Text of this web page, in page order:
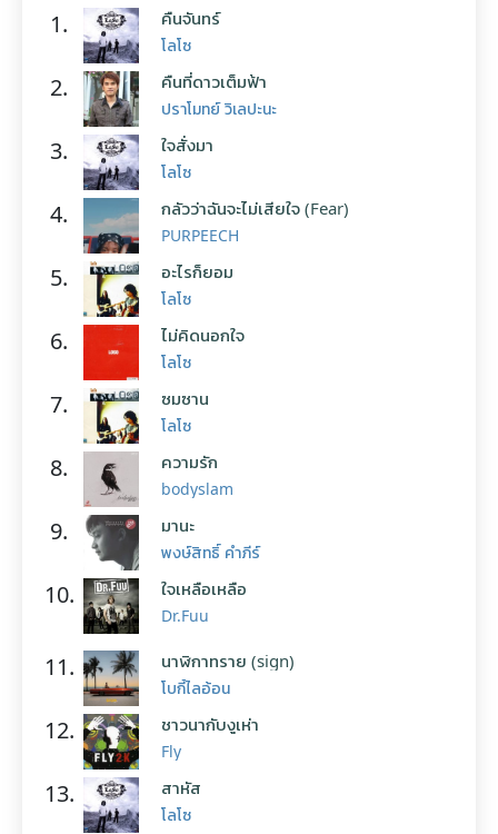
1. คืนจันทร์
โลโซ
2. คืนที่ดาวเต็มฟ้า
ปราโมทย์ วิเลปะนะ
3. ใจสั่งมา
โลโซ
4. กลัวว่าฉันจะไม่เสียใจ (Fear)
PURPEECH
5. อะไรก็ยอม
โลโซ
6. ไม่คิดนอกใจ
โลโซ
7. ซมซาน
โลโซ
8. ความรัก
bodyslam
9. มานะ
พงษ์สิทธิ์ คำภีร์
10. ใจเหลือเหลือ
Dr.Fuu
11. นาฬิกาทราย (sign)
โบกี้ไลอ้อน
12. ชาวนากับงูเห่า
Fly
13. สาหัส
โลโซ